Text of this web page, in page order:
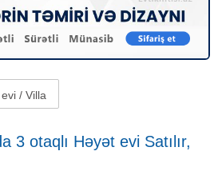
/ Villa
3 otaqlı Həyət evi Satılır,